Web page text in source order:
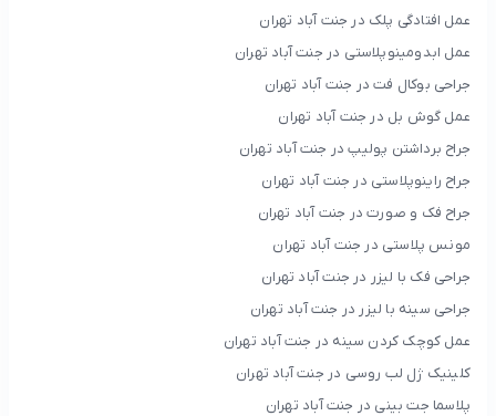
عمل افتادگی پلک در جنت آباد تهران
عمل ابدومینوپلاستی در جنت آباد تهران
جراحی بوکال فت در جنت آباد تهران
عمل گوش بل در جنت آباد تهران
جراح برداشتن پولیپ در جنت آباد تهران
جراح راینوپلاستی در جنت آباد تهران
جراح فک و صورت در جنت آباد تهران
مونس پلاستی در جنت آباد تهران
جراحی فک با لیزر در جنت آباد تهران
جراحی سینه با لیزر در جنت آباد تهران
عمل کوچک کردن سینه در جنت آباد تهران
کلینیک ژل لب روسی در جنت آباد تهران
پلاسما جت بینی در جنت آباد تهران